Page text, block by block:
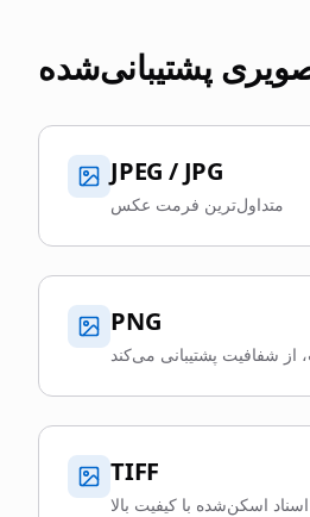
پشتیبانی‌شده
JPEG / JPG
متداول‌ترین فرمت عکس
PNG
از شفافیت پشتیبانی می‌کند
TIFF
اسناد اسکن‌شده با کیفیت بالا